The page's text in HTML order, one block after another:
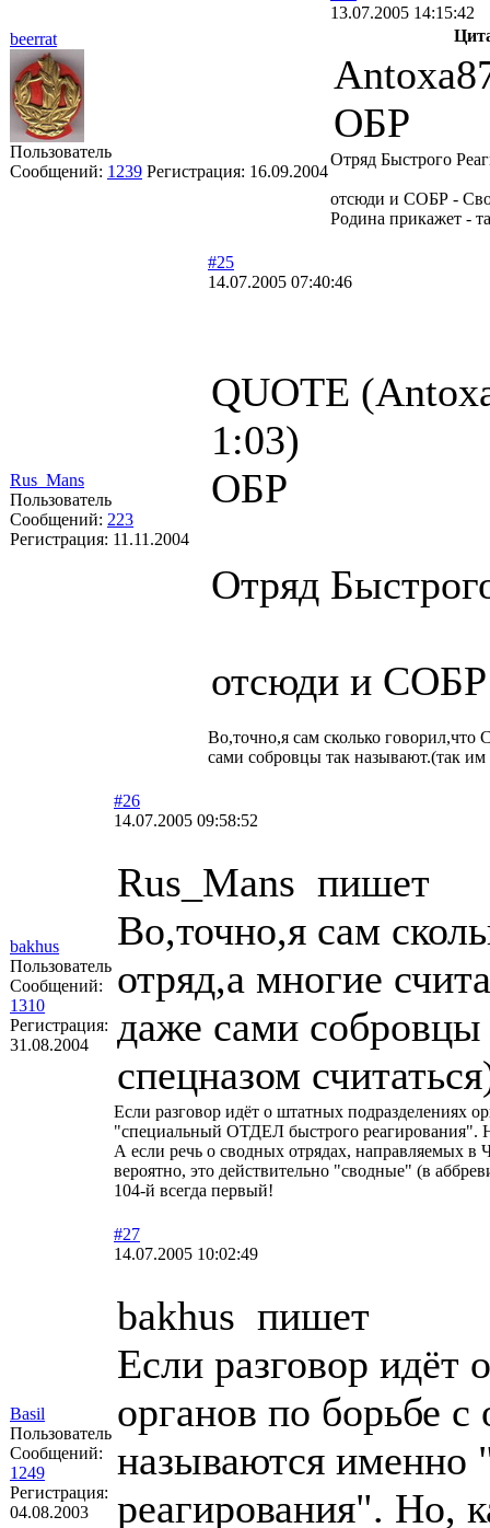
beerrat
Пользователь
Сообщений: 1239 Регистрация: 16.09.2004
13.07.2005 14:15:42
ОБР
Отряд Быстрого
отсюди и СОБР -
Родина прикажет -
Rus_Mans
Пользователь
Сообщений: 223
Регистрация: 11.11.2004
#25
14.07.2005 07:40:46
QUOTE
1:03)
ОБР
Отряд
отсюди и
Во,точно,я сам сколько
сами собровцы так называют.(так им
bakhus
Пользователь
Сообщений:
1310
Регистрация:
31.08.2004
#26
14.07.2005 09:58:52
Rus_Mans пишет
Во,точно,я сам
отряд,а многие
даже сами собровцы
спецназом
Если разговор идёт о штатных подразделениях
"специальный ОТДЕЛ быстрого
А если речь о сводных отрядах, направляемых
вероятно, это действительно "сводные" (в
104-й всегда первый!
Basil
Пользователь
Сообщений:
1249
Регистрация:
04.08.2003
#27
14.07.2005 10:02:49
bakhus пишет
Если разговор идёт
органов по борьбе
называются
реагирования". Но,